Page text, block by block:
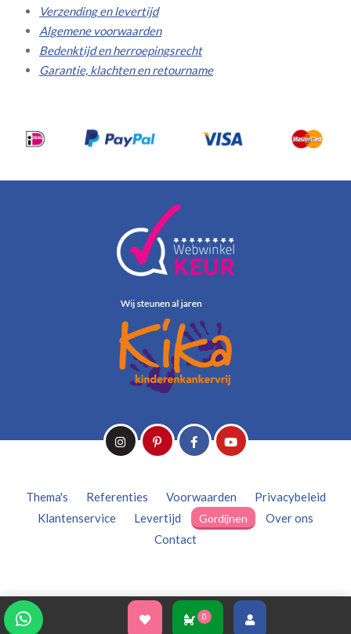
0
Verzending en levertijd
Algemene voorwaarden
Bedenktijd en herroepingsrecht
Garantie, klachten en retourname
Thema's Referenties Voorwaarden
Privacybeleid
Klantenservice
Levertijd Gordijnen
Over ons
Contact